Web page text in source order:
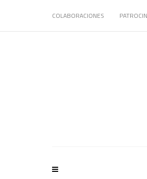
COLABORACIONES